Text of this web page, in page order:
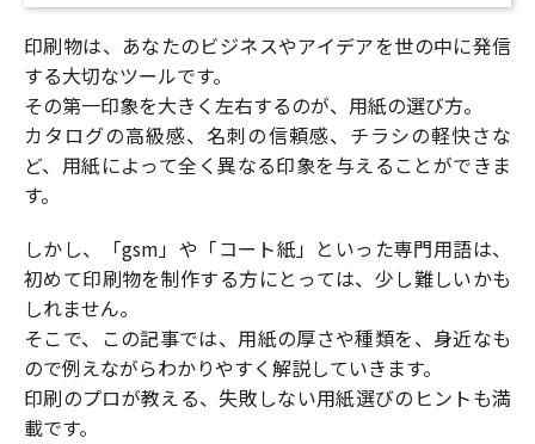
印刷物は、あなたのビジネスやアイデアを世の中に発信
する大切なツールです。
その第一印象を大きく左右するのが、用紙の選び方。
カタログの高級感、名刺の信頼感、チラシの軽快さな
ど、用紙によって全く異なる印象を与えることができま
す。
しかし、「gsm」や「コート紙」といった専門用語は、
初めて印刷物を制作する方にとっては、少し難しいかも
しれません。
そこで、この記事では、用紙の厚さや種類を、身近なも
ので例えながらわかりやすく解説していきます。
印刷のプロが教える、失敗しない用紙選びのヒントも満
載です。